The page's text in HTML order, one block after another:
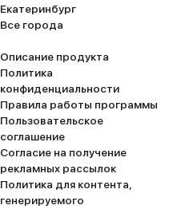
Екатеринбург
Все города
Описание продукта
Политика
конфиденциальности
Правила работы программы
Пользовательское
соглашение
Согласие на получение
рекламных рассылок
Политика для контента,
генерируемого